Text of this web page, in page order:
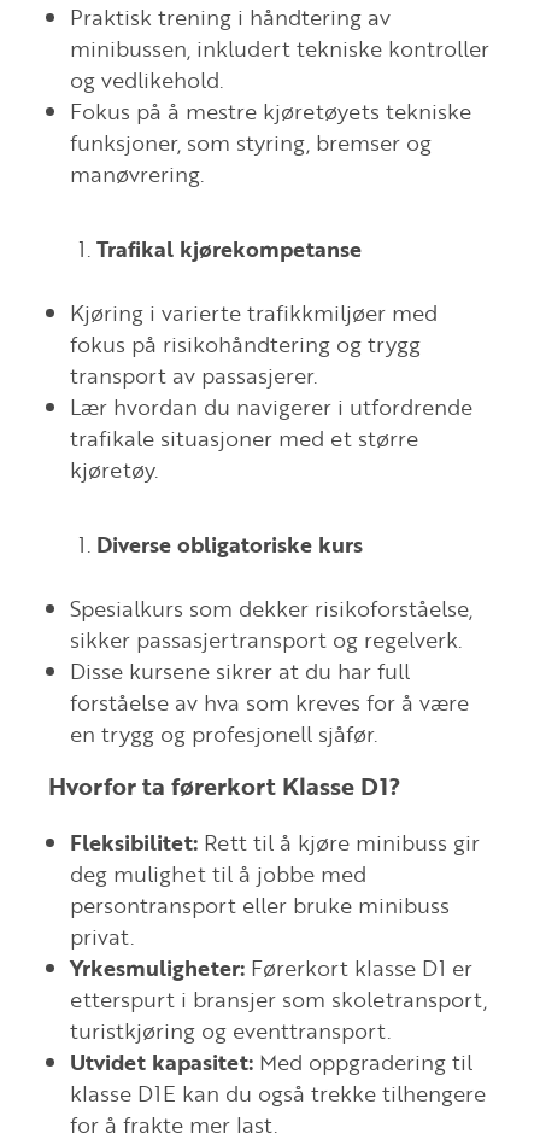
Praktisk trening i håndtering av
minibussen, inkludert tekniske kontroller
og vedlikehold.
Fokus på å mestre kjøretøyets tekniske
funksjoner, som styring, bremser og
manøvrering.
Trafikal kjørekompetanse
Kjøring i varierte trafikkmiljøer med
fokus på risikohåndtering og trygg
transport av passasjerer.
Lær hvordan du navigerer i utfordrende
trafikale situasjoner med et større
kjøretøy.
Diverse obligatoriske kurs
Spesialkurs som dekker risikoforståelse,
sikker passasjertransport og regelverk.
Disse kursene sikrer at du har full
forståelse av hva som kreves for å være
en trygg og profesjonell sjåfør.
Hvorfor ta førerkort Klasse D1?
Fleksibilitet: Rett til å kjøre minibuss gir
deg mulighet til å jobbe med
persontransport eller bruke minibuss
privat.
Yrkesmuligheter: Førerkort klasse D1 er
etterspurt i bransjer som skoletransport,
turistkjøring og eventtransport.
Utvidet kapasitet: Med oppgradering til
klasse D1E kan du også trekke tilhengere
for å frakte mer last.